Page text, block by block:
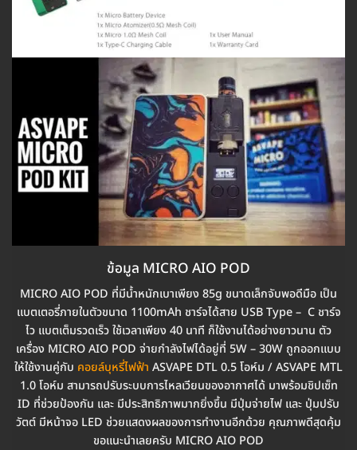
ข้อมูล MICRO AIO POD
MICRO AIO POD ที่มีน้ำหนักเบาเพียง 85g ขนาดเล็กจับพอดีมือ เป็น
แบตเตอรี่ภายในตัวขนาด 1100mAh ชาร์จได้สาย USB Type – C ชาร์จ
ไว แบตเต็มรวดเร็ว ใช้เวลาเพียง 40 นาที ก็ใช้งานได้อย่างยาวนาน ตัว
เครื่อง MICRO AIO POD จ่ายกำลังไฟได้อยู่ที่ 5W – 30W ถูกออกแบบ
ให้ใช้งานคู่กับ คอยล์บุหรี่ไฟฟ้า ASVAPE DTL 0.5 โอห์ม / ASVAPE MTL
1.0 โอห์ม สามารถปรับระบบการไหลเวียนของอากาศได้ มาพร้อมชิปเซ็ท
ID ที่ช่วยป้องกัน และ มีประสิทธิภาพมากยิ่งขึ้น มีปุ่มจ่ายไฟ และ ปุ่มปรับ
วัตต์ มีหน้าจอ LED ช่วยแสดงผลของการทำงานอีกด้วย คุณภาพดีสุดคุ้ม
ขอแนะนำเลยครับ MICRO AIO POD